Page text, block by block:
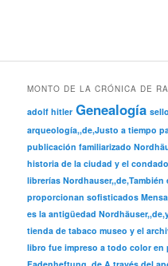
MONTO DE LA CRÓNICA DE
adolf hitler Genealogía
arqueología,,de,Justo a tiempo
publicación familiarizado
historia de la ciudad y el
librerías
proporcionan sofisticados
es la antigüedad
tienda de tabaco museo y el
libro fue impreso a todo color en